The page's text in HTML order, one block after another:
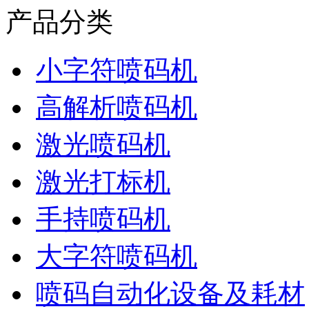
产品分类
小字符喷码机
高解析喷码机
激光喷码机
激光打标机
手持喷码机
大字符喷码机
喷码自动化设备及耗材